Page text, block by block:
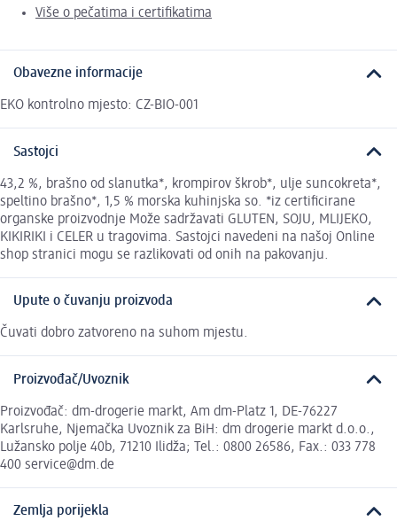
Više o pečatima i certifikatima
Obavezne informacije
EKO kontrolno mjesto: CZ-BIO-001
Sastojci
43,2 %, brašno od slanutka*, krompirov škrob*, ulje suncokreta*,
speltino brašno*, 1,5 % morska kuhinjska so. *iz certificirane
organske proizvodnje Može sadržavati GLUTEN, SOJU, MLIJEKO,
KIKIRIKI i CELER u tragovima. Sastojci navedeni na našoj Online
shop stranici mogu se razlikovati od onih na pakovanju.
Upute o čuvanju proizvoda
Čuvati dobro zatvoreno na suhom mjestu.
Proizvođač/Uvoznik
Proizvođač: dm-drogerie markt, Am dm-Platz 1, DE-76227
Karlsruhe, Njemačka Uvoznik za BiH: dm drogerie markt d.o.o.,
Lužansko polje 40b, 71210 Ilidža; Tel.: 0800 26586, Fax.: 033 778
400 service@dm.de
Zemlja porijekla